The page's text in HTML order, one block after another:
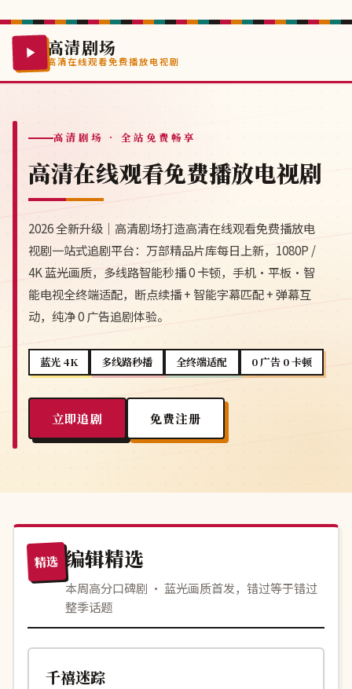
高清剧场
高清在线观看免费播放电视剧
高清剧场 · 全站免费畅享
高清在线观看免费播放电视剧
2026 全新升级｜高清剧场打造高清在线观看免费播放电
视剧一站式追剧平台：万部精品片库每日上新，1080P /
4K 蓝光画质，多线路智能秒播 0 卡顿，手机·平板·智
能电视全终端适配，断点续播 + 智能字幕匹配 + 弹幕互
动，纯净 0 广告追剧体验。
蓝光 4K 多线路秒播 全终端适配 0 广告 0 卡顿
立即追剧 免费注册
精选 编辑精选
本周高分口碑剧 · 蓝光画质首发，错过等于错过
整季话题
中国
热播 121分钟
千禧迷踪